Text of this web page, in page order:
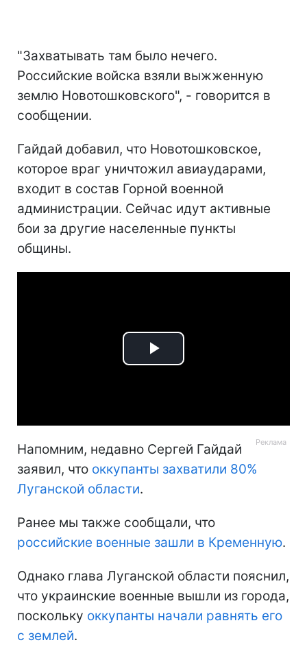
"Захватывать там было нечего.
Российские войска взяли выжженную
землю Новотошковского", - говорится в
сообщении.
Гайдай добавил, что Новотошковское,
которое враг уничтожил авиаударами,
входит в состав Горной военной
администрации. Сейчас идут активные
бои за другие населенные пункты
общины.
Play
Напомним, недавно Сергей Гайдай
заявил, что оккупанты захватили 80%
Луганской области.
Ранее мы также сообщали, что
российские военные зашли в Кременную.
Однако глава Луганской области пояснил,
что украинские военные вышли из города,
поскольку оккупанты начали равнять его
с землей.